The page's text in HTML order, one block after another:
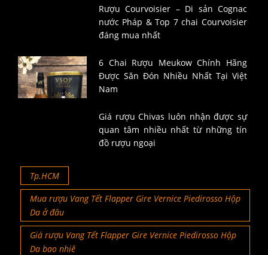
Rượu Courvoisier – Di sản Cognac
nước Pháp & Top 7 chai Courvoisier
đáng mua nhất
6 Chai Rượu Meukow Chính Hãng
Được Săn Đón Nhiều Nhất Tại Việt
Nam
Giá rượu Chivas luôn nhận được sự
quan tâm nhiều nhất từ những tín
đồ rượu ngoại
Tp.HCM
Mua rượu Vang Tết Flapper Gire Vernice Piedirosso Hộp
Da ở đâu
Giá rượu Vang Tết Flapper Gire Vernice Piedirosso Hộp
Da bao nhiê